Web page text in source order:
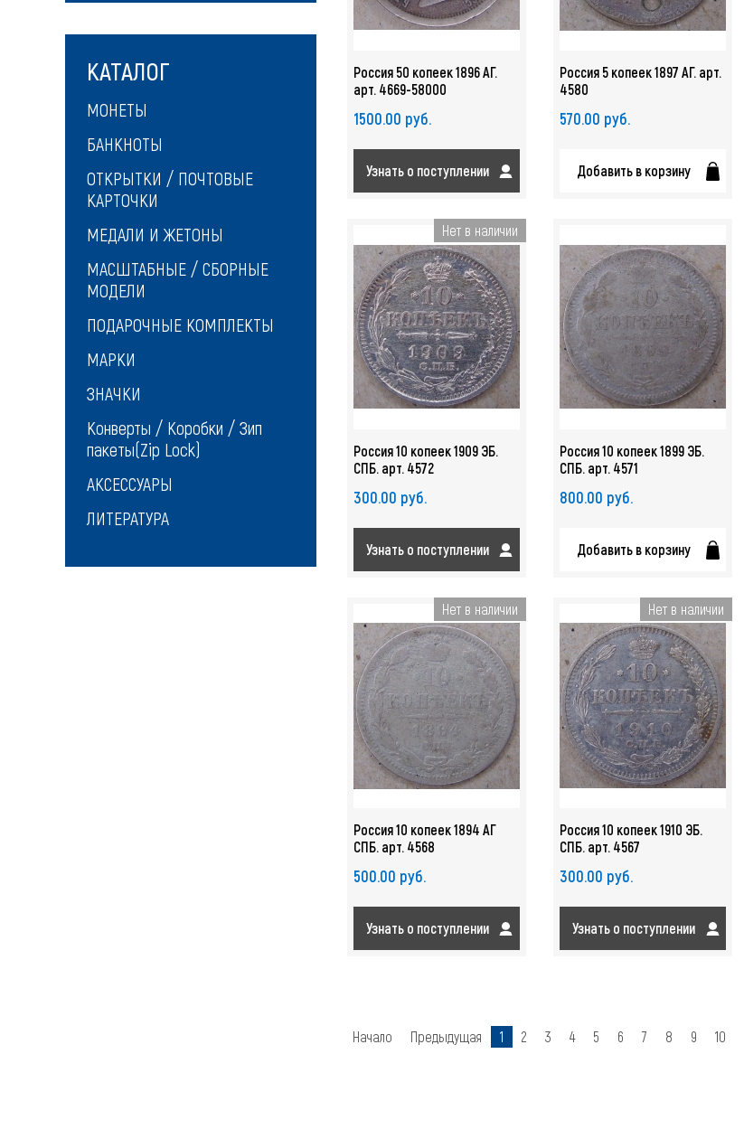
Россия 50 копеек 1896 АГ.
арт. 4669-58000
1500.00 руб.
Узнать о поступлении
Россия 5 копеек 1897 АГ. арт.
4580
570.00 руб.
Добавить в корзину
Нет в наличии
Россия 10 копеек 1909 ЭБ.
СПБ. арт. 4572
300.00 руб.
Узнать о поступлении
Россия 10 копеек 1899 ЭБ.
СПБ. арт. 4571
800.00 руб.
Добавить в корзину
Нет в наличии
Россия 10 копеек 1894 АГ
СПБ. арт. 4568
500.00 руб.
Узнать о поступлении
Нет в наличии
Россия 10 копеек 1910 ЭБ.
СПБ. арт. 4567
300.00 руб.
Узнать о поступлении
Начало Предыдущая 1 2 3 4 5 6 7 8 9 10
КАТАЛОГ
МОНЕТЫ
БАНКНОТЫ
ОТКРЫТКИ / ПОЧТОВЫЕ
КАРТОЧКИ
МЕДАЛИ И ЖЕТОНЫ
МАСШТАБНЫЕ / СБОРНЫЕ
МОДЕЛИ
ПОДАРОЧНЫЕ КОМПЛЕКТЫ
МАРКИ
ЗНАЧКИ
Конверты / Коробки / Зип
пакеты(Zip Lock)
АКСЕССУАРЫ
ЛИТЕРАТУРА